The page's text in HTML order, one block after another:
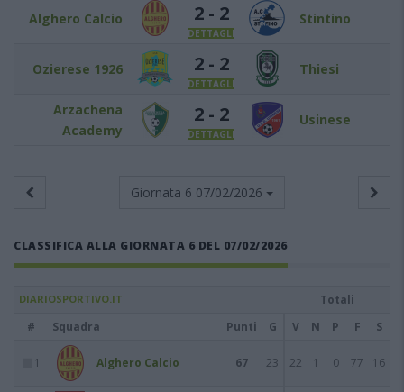
Alghero Calcio 2 - 2
DETTAGLI
Stintino
Ozierese 1926 2 - 2
DETTAGLI
Thiesi
Arzachena
Academy
2 - 2
DETTAGLI
Usinese
Giornata 6 07/02/2026
CLASSIFICA ALLA GIORNATA 6 DEL 07/02/2026
DIARIOSPORTIVO.IT
Totali
#
Squadra Punti G V N P F S
1 Alghero Calcio 67 23 22 1 0 77 16